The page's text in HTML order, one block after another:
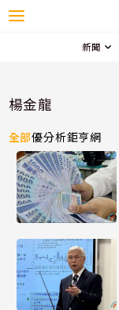
新聞
楊金龍
全部優分析鉅亨網